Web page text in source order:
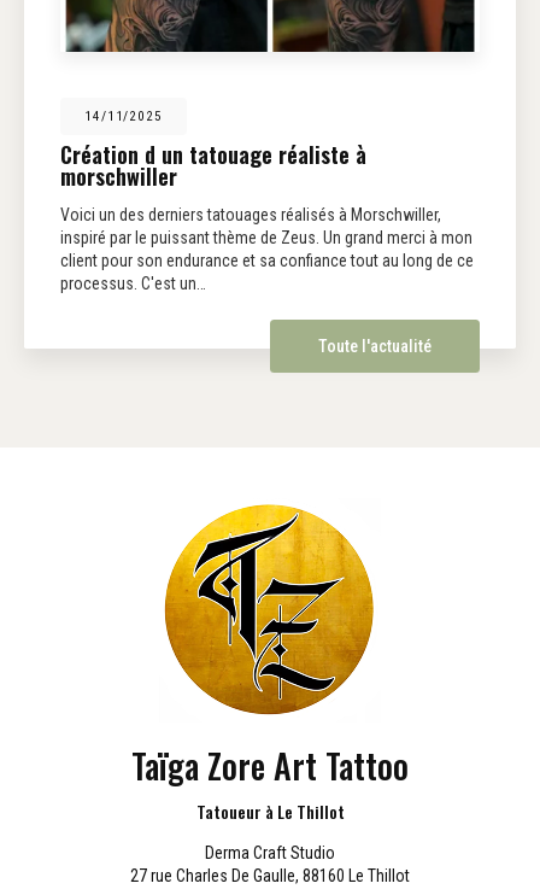
14/11/2025
Création d un tatouage réaliste à
morschwiller
Voici un des derniers tatouages réalisés à Morschwiller,
inspiré par le puissant thème de Zeus. Un grand merci à mon
client pour son endurance et sa confiance tout au long de ce
processus. C'est un…
Toute l'actualité
Taïga Zore Art Tattoo
Tatoueur à Le Thillot
Derma Craft Studio
27 rue Charles De Gaulle, 88160 Le Thillot